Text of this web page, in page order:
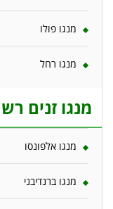
מנגו פולו
מנגו רחל
מנגו זנים
מנגו אלפונסו
מנגו ברנדיבני